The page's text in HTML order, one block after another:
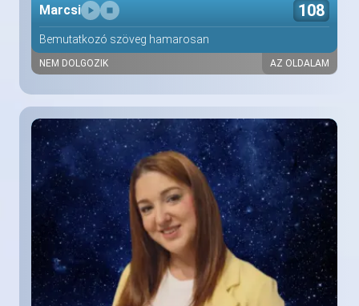
Marcsi 108
Bemutatkozó szöveg hamarosan
NEM DOLGOZIK AZ OLDALAM